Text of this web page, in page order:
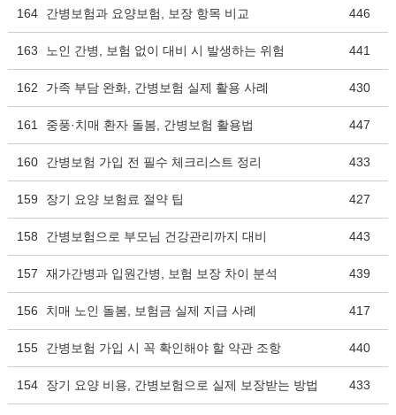
164 간병보험과 요양보험, 보장 항목 비교 446
163 노인 간병, 보험 없이 대비 시 발생하는 위험 441
162 가족 부담 완화, 간병보험 실제 활용 사례 430
161 중풍·치매 환자 돌봄, 간병보험 활용법 447
160 간병보험 가입 전 필수 체크리스트 정리 433
159 장기 요양 보험료 절약 팁 427
158 간병보험으로 부모님 건강관리까지 대비 443
157 재가간병과 입원간병, 보험 보장 차이 분석 439
156 치매 노인 돌봄, 보험금 실제 지급 사례 417
155 간병보험 가입 시 꼭 확인해야 할 약관 조항 440
154 장기 요양 비용, 간병보험으로 실제 보장받는 방법 433